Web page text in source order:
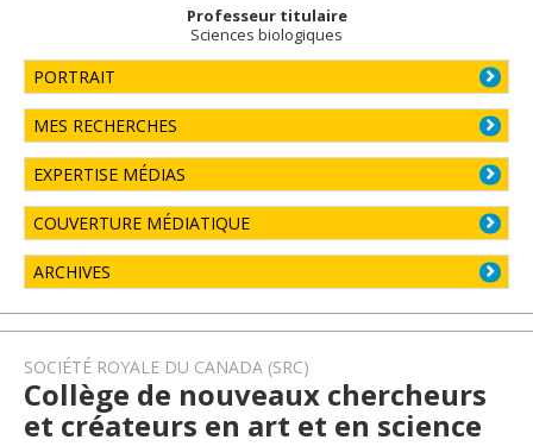
Professeur titulaire
Sciences biologiques
PORTRAIT
MES RECHERCHES
EXPERTISE MÉDIAS
COUVERTURE MÉDIATIQUE
ARCHIVES
SOCIÉTÉ ROYALE DU CANADA (SRC)
Collège de nouveaux chercheurs
et créateurs en art et en science